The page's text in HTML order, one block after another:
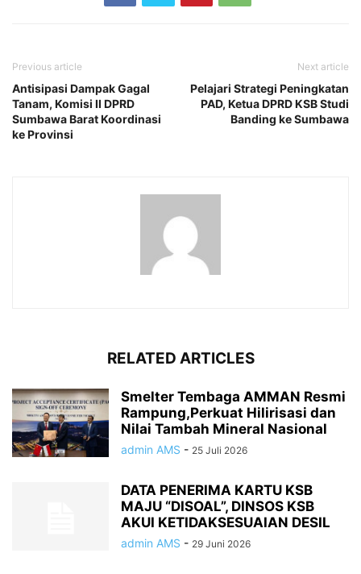
Previous article
Antisipasi Dampak Gagal
Tanam, Komisi II DPRD
Sumbawa Barat Koordinasi
ke Provinsi
Next article
Pelajari Strategi Peningkatan
PAD, Ketua DPRD KSB Studi
Banding ke Sumbawa
RELATED ARTICLES
Smelter Tembaga AMMAN Resmi
Rampung,Perkuat Hilirisasi dan
Nilai Tambah Mineral Nasional
admin AMS - 25 Juli 2026
DATA PENERIMA KARTU KSB
MAJU “DISOAL”, DINSOS KSB
AKUI KETIDAKSESUAIAN DESIL
admin AMS - 29 Juni 2026